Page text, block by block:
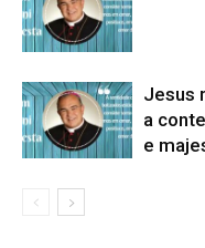
Jesus
a
e